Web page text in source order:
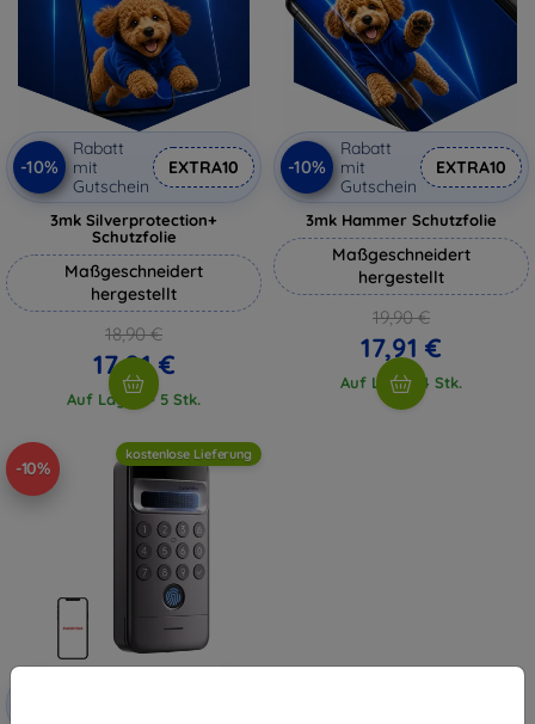
-10%
Rabatt
mit
Gutschein
EXTRA10
3mk Silverprotection+
Schutzfolie
Maßgeschneidert
hergestellt
18,90 €
17,01 €
Auf Lager > 5 Stk.
-10%
Rabatt
mit
Gutschein
EXTRA10
3mk Hammer Schutzfolie
Maßgeschneidert
hergestellt
19,90 €
17,91 €
Auf Lager 4 Stk.
-10%
kostenlose Lieferung